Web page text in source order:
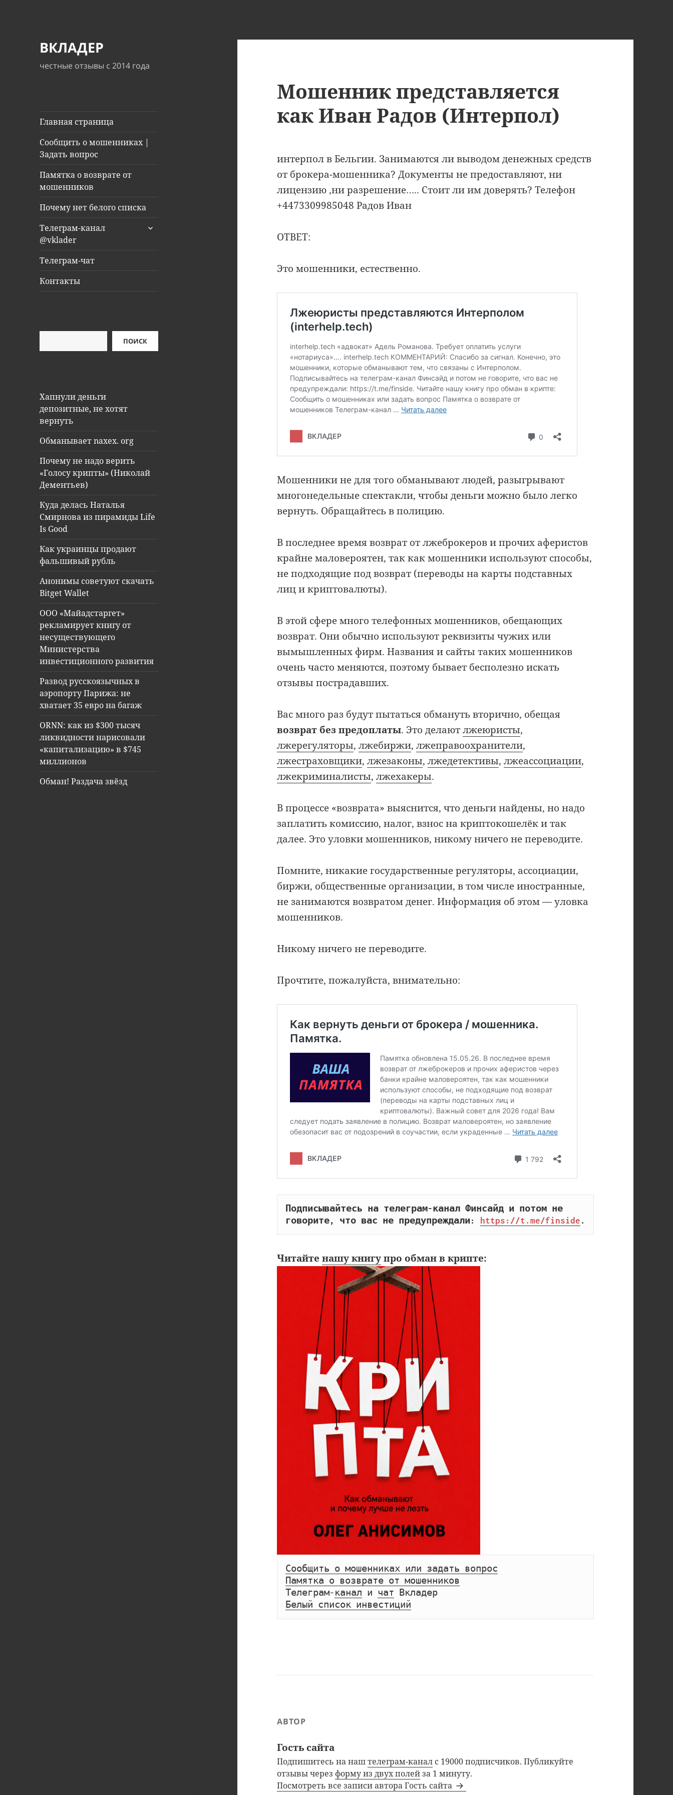
ВКЛАДЕР
честные отзывы с 2014 года
Главная страница
Сообщить о мошенниках |
Задать вопрос
Памятка о возврате от
мошенников
Почему нет белого списка
Телеграм-канал
@vklader
раскрыть
Телеграм-чат
Контакты
ПОИСК
Хапнули деньги
депозитные, не хотят
вернуть
Обманывает naxex. org
Почему не надо верить
«Голосу крипты» (Николай
Дементьев)
Куда делась Наталья
Смирнова из пирамиды Life
Is Good
Как украинцы продают
фальшивый рубль
Анонимы советуют скачать
Bitget Wallet
ООО «Майадстаргет»
рекламирует книгу от
несуществующего
Министерства
инвестиционного развития
Развод русскоязычных в
аэропорту Парижа: не
хватает 35 евро на багаж
ORNN: как из $300 тысяч
ликвидности нарисовали
«капитализацию» в $745
миллионов
Обман! Раздача звёзд
Мошенник представляется
как Иван Радов (Интерпол)
интерпол в Бельгии. Занимаются ли выводом денежных средств
от брокера-мошенника? Документы не предоставляют, ни
лицензию ,ни разрешение….. Стоит ли им доверять? Телефон
+4473309985048 Радов Иван
ОТВЕТ:
Это мошенники, естественно.
Мошенники не для того обманывают людей, разыгрывают
многонедельные спектакли, чтобы деньги можно было легко
вернуть. Обращайтесь в полицию.
В последнее время возврат от лжеброкеров и прочих аферистов
крайне маловероятен, так как мошенники используют способы,
не подходящие под возврат (переводы на карты подставных
лиц и криптовалюты).
В этой сфере много телефонных мошенников, обещающих
возврат. Они обычно используют реквизиты чужих или
вымышленных фирм. Названия и сайты таких мошенников
очень часто меняются, поэтому бывает бесполезно искать
отзывы пострадавших.
Вас много раз будут пытаться обмануть вторично, обещая
возврат без предоплаты. Это делаютлжеюристы,
лжерегуляторы,лжебиржи,лжеправоохранители,
лжестраховщики,лжезаконы,лжедетективы,лжеассоциации,
лжекриминалисты,лжехакеры.
В процессе «возврата» выяснится, что деньги найдены, но надо
заплатить комиссию, налог, взнос на криптокошелёк и так
далее. Это уловки мошенников, никому ничего не переводите.
Помните, никакие государственные регуляторы, ассоциации,
биржи, общественные организации, в том числе иностранные,
не занимаются возвратом денег. Информация об этом — уловка
мошенников.
Никому ничего не переводите.
Прочтите, пожалуйста, внимательно:
Подписывайтесь на телеграм-канал Финсайд и потом не
говорите, что вас не предупреждали:
https://t.me/finside .
Читайтенашу книгупро обман в крипте:
Сообщить о мошенниках или задать вопрос
Памятка о возврате от мошенников
Телеграм- канал и чат
Вкладер
Белый список инвестиций
АВТОР
Гость сайта
Подпишитесь на наштелеграм-канал с 19000 подписчиков. Публикуйте
отзывы через форму из двух полейза 1 минуту.
Посмотреть все записи автора Гость сайта